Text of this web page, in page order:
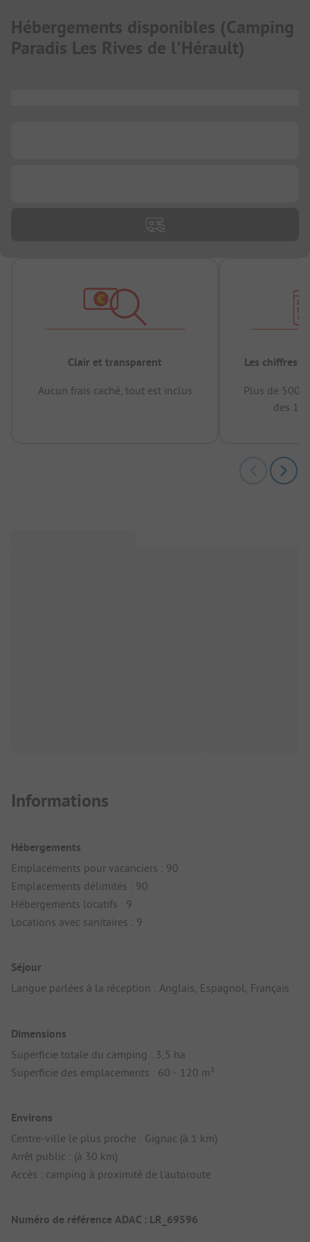
Hébergements disponibles (Camping
Paradis Les Rives de l'Hérault)
Clair et transparent
Aucun frais caché, tout est inclus
Les chiffres
Plus de
des 12
Informations
Hébergements
Emplacements pour vacanciers : 90
Emplacements délimités : 90
Hébergements locatifs : 9
Locations avec sanitaires : 9
Séjour
Langue parlées à la réception : Anglais, Espagnol, Français
Dimensions
Superficie totale du camping : 3,5 ha
Superficie des emplacements : 60 - 120 m²
Environs
Centre-ville le plus proche : Gignac (à 1 km)
Arrêt public : (à 30 km)
Accès : camping à proximité de l'autoroute
Numéro de référence ADAC : LR_69596